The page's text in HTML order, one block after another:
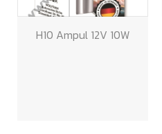
H10 Ampul 12V 10W